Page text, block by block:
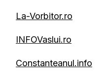
La-Vorbitor.ro
INFOVaslui.ro
Constanteanul.info